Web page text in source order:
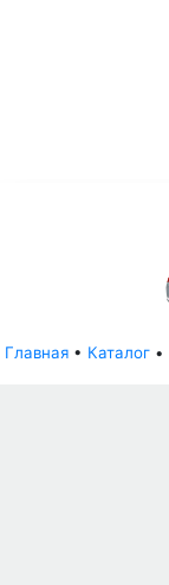
Главная • Каталог •